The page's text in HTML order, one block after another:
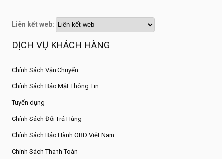
Liên kết web:
DỊCH VỤ KHÁCH HÀNG
Chính Sách Vận Chuyển
Chính Sách Bảo Mật Thông Tin
Tuyển dụng
Chính Sách Đổi Trả Hàng
Chính Sách Bảo Hành OBD Việt Nam
Chính Sách Thanh Toán